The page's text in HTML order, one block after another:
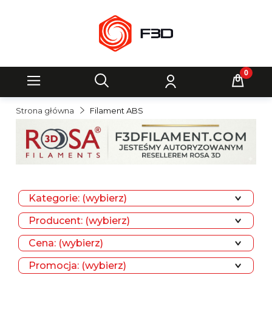
Strona główna Filament ABS
Kategorie: (wybierz)
Producent: (wybierz)
Cena: (wybierz)
Promocja: (wybierz)